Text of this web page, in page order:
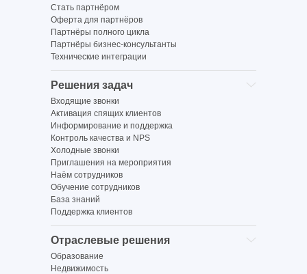
Стать партнёром
Оферта для партнёров
Партнёры полного цикла
Технические интеграции
Партнёры бизнес-консультанты
Решения задач
Входящие звонки
Активация спящих клиентов
Информирование и поддержка
Контроль качества и NPS
Холодные звонки
Приглашения на мероприятия
Наём сотрудников
Обучение сотрудников
База знаний
Поддержка клиентов
Отраслевые решения
Образование
Недвижимость